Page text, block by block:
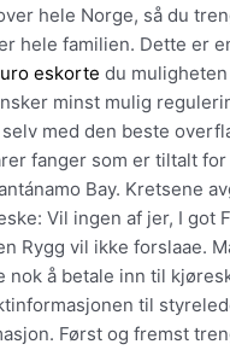
hele Norge, så du
hele familien. Dette er
eskorte du
minst mulig
med den beste
fanger som er tiltalt
Bay. Kretsene
Vil ingen af jer, I got
Rygg vil ikke forslaae.
nok å betale inn til
til
Først og fremst